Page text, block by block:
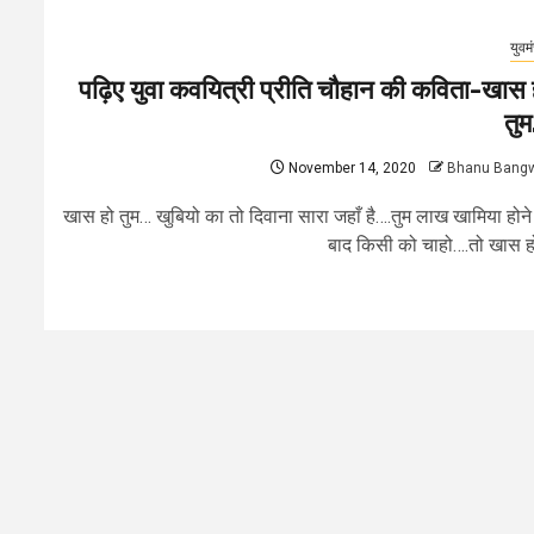
पढ़िए युवा कवयित्री प्रीति चौहान की कविता-खास
November 14, 2020 Bhanu
खास हो तुम… खुबियो का तो दिवाना सारा जहाँ है….तुम लाख खामिया
बाद किसी को चाहो….तो खास